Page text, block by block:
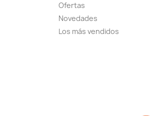
Ofertas
Novedades
Los más vendidos